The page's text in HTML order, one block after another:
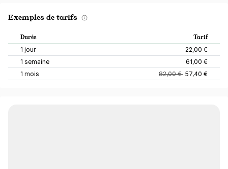
Exemples de tarifs
Durée Tarif
1 jour
22,00 €
1 semaine
61,00 €
1 mois
82,00 € 57,40 €